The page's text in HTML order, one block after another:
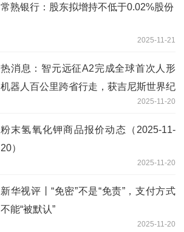
常熟银行：股东拟增持不低于0.02%股份
2025-11-21
热消息：智元远征A2完成全球首次人形
机器人百公里跨省行走，获吉尼斯世界纪
2025-11-20
粉末氢氧化钾商品报价动态（2025-11-
20）
2025-11-20
新华视评丨“免密”不是“免责”，支付方式
不能“被默认”
2025-11-20